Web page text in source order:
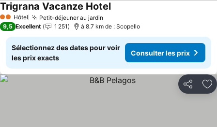
2 Étoiles
Hôtel Petit-déjeuner au jardin
Trigrana Vacanze HotelConsulter les prix
9,5 Excellent 1 251 à 8.7 km de : Scopello
Sélectionnez des dates pour voir
les prix exacts
Consulter les prix
Partager